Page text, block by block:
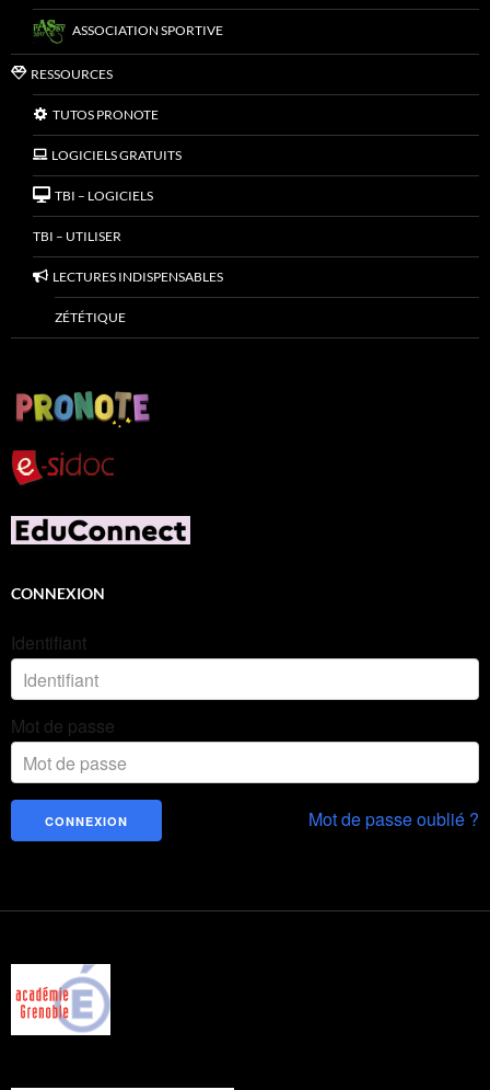
ASSOCIATION SPORTIVE
RESSOURCES
TUTOS PRONOTE
LOGICIELS GRATUITS
TBI – LOGICIELS
TBI – UTILISER
LECTURES INDISPENSABLES
ZÉTÉTIQUE
CONNEXION
Identifiant
Mot de passe
Mot de passe oublié ?